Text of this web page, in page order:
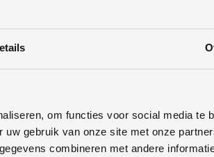
om functies voor social media te
gebruik van onze site met onze
combineren met andere